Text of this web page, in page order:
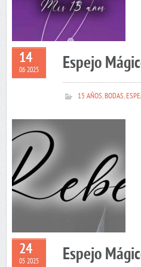
14
06 2025 Espejo
15 AÑOS,BODAS,
24
05 2025 Espejo